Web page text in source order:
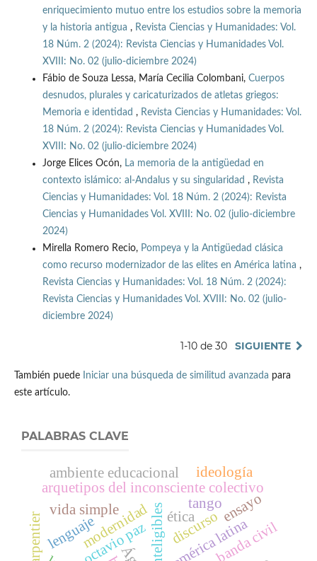
enriquecimiento mutuo entre los estudios sobre la memoria
y la historia antigua , Revista Ciencias y Humanidades: Vol.
18 Núm. 2 (2024): Revista Ciencias y Humanidades Vol.
XVIII: No. 02 (julio-diciembre 2024)
Fábio de Souza Lessa, María Cecilia Colombani, Cuerpos
desnudos, plurales y caricaturizados de atletas griegos:
Memoria e identidad , Revista Ciencias y Humanidades: Vol.
18 Núm. 2 (2024): Revista Ciencias y Humanidades Vol.
XVIII: No. 02 (julio-diciembre 2024)
Jorge Elices Ocón, La memoria de la antigüedad en
contexto islámico: al-Andalus y su singularidad , Revista
Ciencias y Humanidades: Vol. 18 Núm. 2 (2024): Revista
Ciencias y Humanidades Vol. XVIII: No. 02 (julio-diciembre
2024)
Mirella Romero Recio, Pompeya y la Antigüedad clásica
como recurso modernizador de las elites en América latina ,
Revista Ciencias y Humanidades: Vol. 18 Núm. 2 (2024):
Revista Ciencias y Humanidades Vol. XVIII: No. 02 (julio-
diciembre 2024)
1-10 de 30 SIGUIENTE
También puede Iniciar una búsqueda de similitud avanzada para
este artículo.
PALABRAS CLAVE
tango
arquetipos del inconsciente colectivo
modernidad
lenguaje discurso
américa latina
ensayo
octavio paz banda civil
vida simple
ambiente educacional
ética
ideología